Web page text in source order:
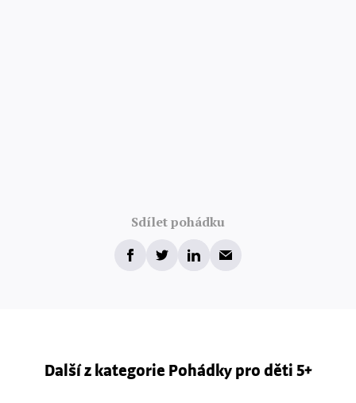
Sdílet pohádku
Další z kategorie Pohádky pro děti 5+